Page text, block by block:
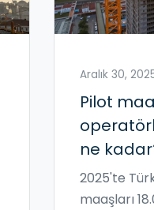
Aralık 30,
Pilot
ne
2025'te
maaşları